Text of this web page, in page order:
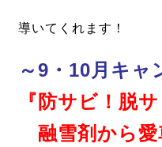
導いてくれます！
～9・10月キャ
『防サビ！脱サ
融雪剤から愛